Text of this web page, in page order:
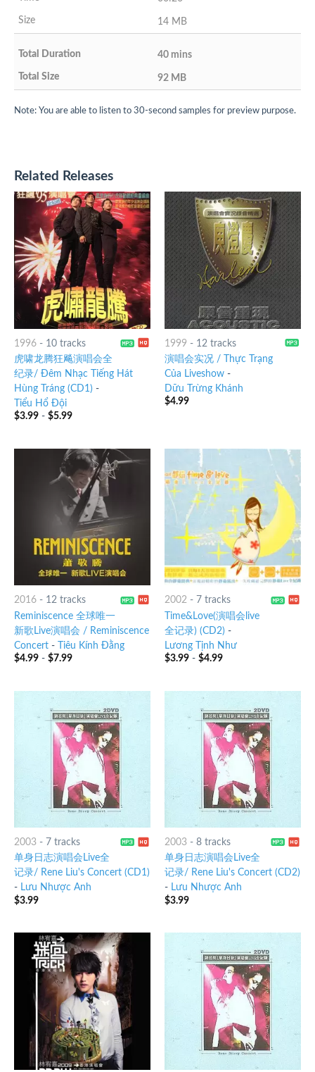
14 MB
40 mins
92 MB
Note: You are able to listen to 30-second samples for preview purpose.
Related Releases
1996- 10 tracks
虎啸龙腾狂飚演唱会全
纪录/ Đêm Nhạc Tiếng Hát
Hùng Tráng (CD1) -
Tiểu Hổ Đội
$3.99- $5.99
1999 - 12 tracks
演唱会实况 / Thực Trạng
Của Liveshow-
Dữu Trừng Khánh
$4.99
2016- 12 tracks
Reminiscence 全球唯一
新歌Live演唱会 / Reminiscence
Concert-
Tiêu Kính Đằng
$4.99- $7.99
2002- 7 tracks
Time&Love(演唱会live
全记录) (CD2) -
Lương Tịnh Như
$3.99- $4.99
2003- 7 tracks
单身日志演唱会Live全
记录/ Rene Liu's Concert (CD1)
- Lưu Nhược Anh
$3.99
2003- 8 tracks
单身日志演唱会Live全
记录/ Rene Liu's Concert (CD2)
- Lưu Nhược Anh
$3.99